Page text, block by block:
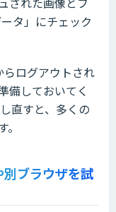
タ」にチェック
ログアウトされ
備しておいてく
直すと、多くの
ブラウザを試